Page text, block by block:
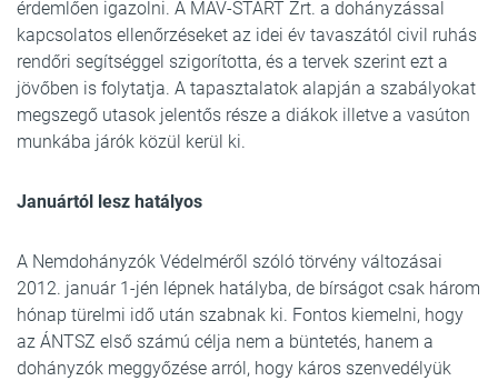
érdemlően igazolni. A MÁV-START Zrt. a dohányzással
kapcsolatos ellenőrzéseket az idei év tavaszától civil ruhás
rendőri segítséggel szigorította, és a tervek szerint ezt a
jövőben is folytatja. A tapasztalatok alapján a szabályokat
megszegő utasok jelentős része a diákok illetve a vasúton
munkába járók közül kerül ki.
Januártól lesz hatályos
A Nemdohányzók Védelméről szóló törvény változásai
2012. január 1-jén lépnek hatályba, de bírságot csak három
hónap türelmi idő után szabnak ki. Fontos kiemelni, hogy
az ÁNTSZ első számú célja nem a büntetés, hanem a
dohányzók meggyőzése arról, hogy káros szenvedélyük